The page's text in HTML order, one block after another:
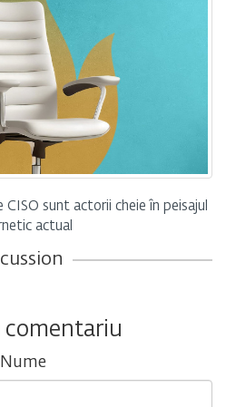
sunt actorii cheie în peisajul
actual
comentariu
Nume